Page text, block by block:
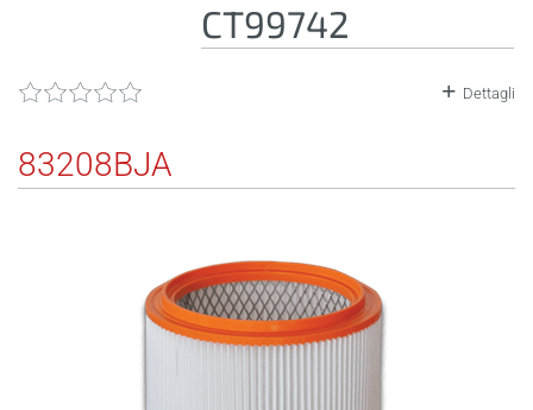
CT99742
Dettagli
83208BJA